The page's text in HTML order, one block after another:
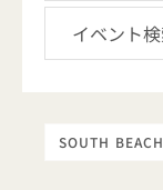
SOUTH BEACH